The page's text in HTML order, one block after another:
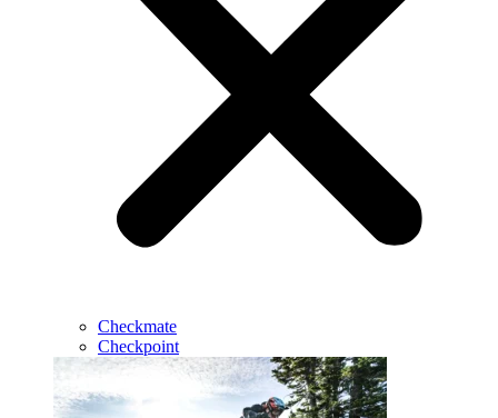
Checkmate
Checkpoint